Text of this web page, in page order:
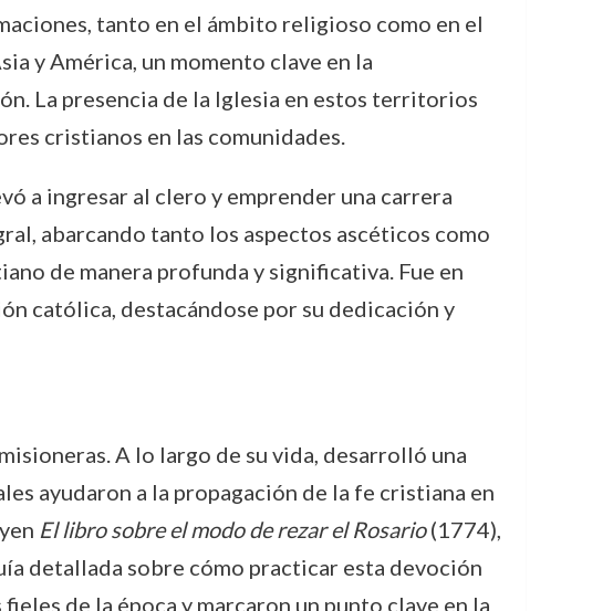
tanto en el ámbito religioso como en el
y América, un momento clave en la
La presencia de la Iglesia en estos territorios
cristianos en las comunidades.
a ingresar al clero y emprender una carrera
abarcando tanto los aspectos ascéticos como
de manera profunda y significativa. Fue en
católica, destacándose por su dedicación y
A lo largo de su vida, desarrolló una
ayudaron a la propagación de la fe cristiana en
El libro sobre el modo de rezar el Rosario(1774),
detallada sobre cómo practicar esta devoción
de la época y marcaron un punto clave en la